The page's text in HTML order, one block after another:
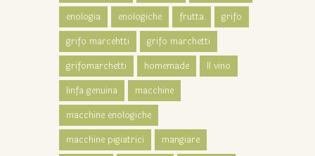
enologia
enologiche frutta
grifo
grifo marcehtti
grifo marchetti
grifomarchetti
homemade
Il vino
linfa genuina
macchine
macchine enologiche
macchine pigiatrici
mangiare